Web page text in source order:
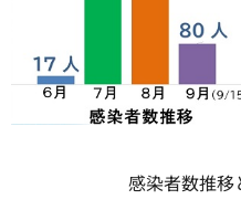
感染者数推移